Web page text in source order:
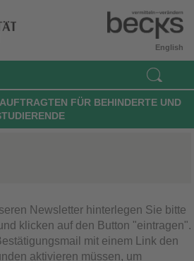
English
FÜR BEHINDERTE UND
Newsletter hinterlegen Sie bitte
klicken auf den Button "eintragen".
mit einem Link den
aktivieren müssen, um